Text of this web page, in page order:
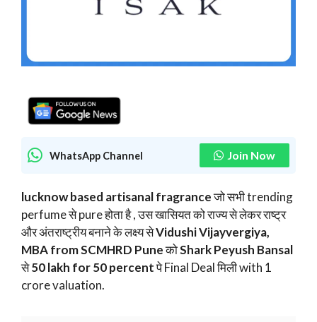
WhatsApp Channel Join Now
lucknow based artisanal fragranceजो सभी trending
perfume से pure होता है , उस खासियत को राज्य से लेकर राष्ट्र
और अंतराष्ट्रीय बनाने के लक्ष्य सेVidushi Vijayvergiya,
MBA from SCMHRD PuneकोShark Peyush Bansal
से50 lakh for 50 percentपे Final Deal मिली with 1
crore valuation.